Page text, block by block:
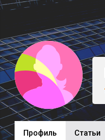
Профиль Cтатьи